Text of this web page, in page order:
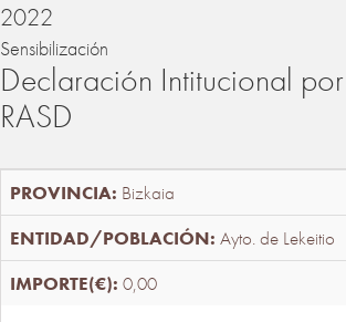
2022
Sensibilización
Declaración Intitucional
RASD
Bizkaia
Ayto. de Lekeitio
0,00